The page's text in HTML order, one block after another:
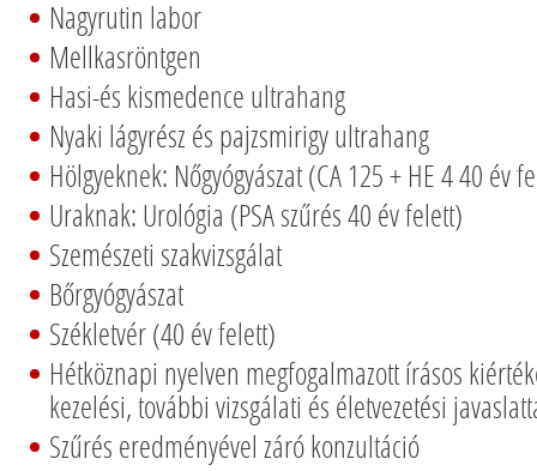
Nagyrutin labor
Mellkasröntgen
Hasi-és kismedence ultrahang
Nyaki lágyrész és pajzsmirigy ultrahang
Hölgyeknek: Nőgyógyászat (CA 125 + HE 4 40 év
Uraknak: Urológia (PSA szűrés 40 év felett)
Szemészeti szakvizsgálat
Bőrgyógyászat
Székletvér (40 év felett)
Hétköznapi nyelven megfogalmazott írásos
kezelési, további vizsgálati és életvezetési
Szűrés eredményével záró konzultáció